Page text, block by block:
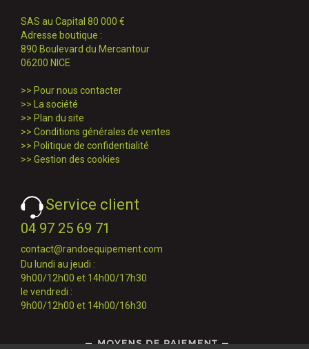
SAS au Capital 80 000 €
Adresse boutique :
890 Boulevard du Mercantour
06200 NICE
>> Pour nous contacter
>>
La société
>> Plan du site
>> Conditions générales de ventes
>> Politique de confidentialité
>> Gestion des cookies
Service client
04 97 25 69 71
contact@randoequipement.com
Du lundi au jeudi :
9h00/12h00 et 14h00/17h30
le vendredi :
9h00/12h00 et 14h00/16h30